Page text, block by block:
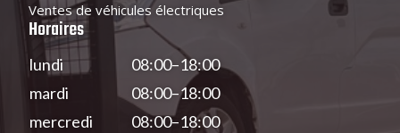
Ventes de véhicules électriques
Horaires
lundi
mardi
mercredi
08:00–18:00
08:00–18:00
08:00–18:00